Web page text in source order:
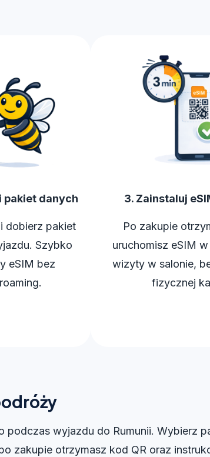
pakiet danych
dobierz pakiet
Szybko
eSIM bez
3. Zainstaluj
Po zakupie
uruchomisz eSIM
wizyty w salonie,
fizycznej
podczas wyjazdu do Rumunii. Wybierz
zakupie otrzymasz kod QR oraz